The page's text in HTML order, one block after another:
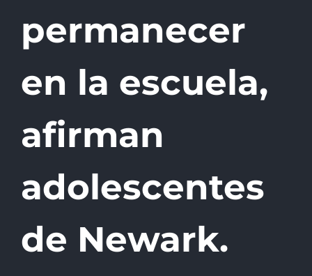
permanecer
en la escuela,
afirman
adolescentes
de Newark.